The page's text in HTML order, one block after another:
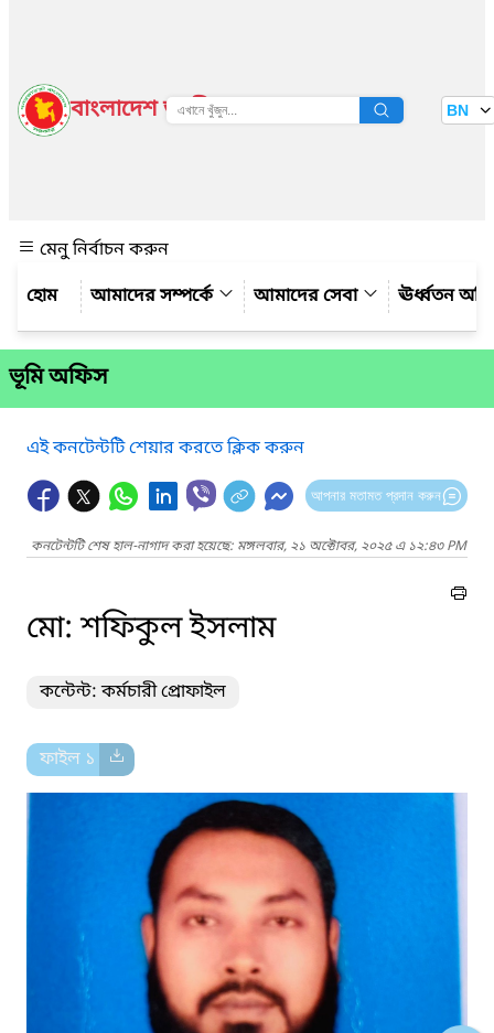
বাংলাদেশ জাতীয় তথ্য বাতায়ন BN
মেনু নির্বাচন করুন
আমাদের সম্পর্কে
আমাদের সেবা ঊর্ধ্বতন
ভূমি অফিস
এই কনটেন্টটি শেয়ার করতে ক্লিক করুন
আপনার মতামত প্রদান করুন
কনটেন্টটি শেষ হাল-নাগাদ করা হয়েছে: মঙ্গলবার, ২১ অক্টোবর, ২০২৫ এ ১২:৪৩ PM
মো: শফিকুল ইসলাম
কন্টেন্ট: কর্মচারী প্রোফাইল
ফাইল ১